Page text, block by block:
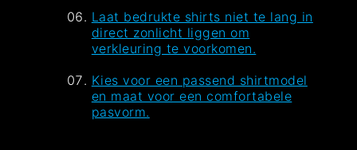
Laat bedrukte shirts niet te lang in
direct zonlicht liggen om
verkleuring te voorkomen.
Kies voor een passend shirtmodel
en maat voor een comfortabele
pasvorm.